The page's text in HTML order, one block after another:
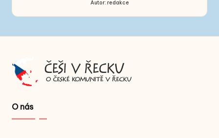
Posted
by
Autor: redakce
O nás